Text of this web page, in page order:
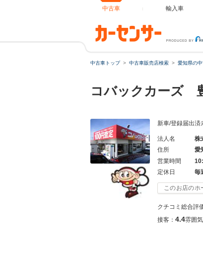
中古車 輸入車
中古車トップ 中古車販売店検索 愛知県の
コバックカーズ
新車/登録届出済
法人名
株
住所
愛
営業時間
定休日
毎
このお店のホ
クチコミ総合評
接客： 4.4雰囲気